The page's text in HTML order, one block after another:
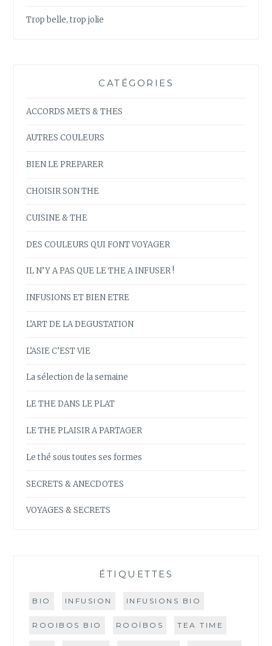
Trop belle, trop jolie
CATÉGORIES
ACCORDS METS & THES
AUTRES COULEURS
BIEN LE PREPARER
CHOISIR SON THE
CUISINE & THE
DES COULEURS QUI FONT VOYAGER
IL N’Y A PAS QUE LE THE A INFUSER !
INFUSIONS ET BIEN ETRE
L’ART DE LA DEGUSTATION
L’ASIE C’EST VIE
La sélection de la semaine
LE THE DANS LE PLAT
LE THE PLAISIR A PARTAGER
Le thé sous toutes ses formes
SECRETS & ANECDOTES
VOYAGES & SECRETS
ÉTIQUETTES
BIO INFUSION INFUSIONS BIO
ROOIBOS BIO ROOÏBOS TEA TIME